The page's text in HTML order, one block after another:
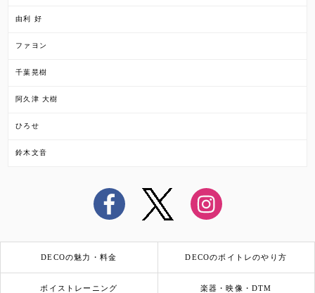
由利 好
ファヨン
千葉晃樹
阿久津 大樹
ひろせ
鈴木文音
DECOの魅力・料金 DECOのボイトレのやり方
ボイストレーニング 楽器・映像・DTM